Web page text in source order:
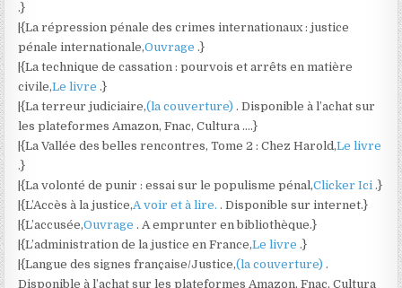
.}
|{La répression pénale des crimes internationaux : justice
pénale internationale,Ouvrage.}
|{La technique de cassation : pourvois et arrêts en matière
civile,Le livre.}
|{La terreur judiciaire,(la couverture). Disponible à l’achat sur
les plateformes Amazon, Fnac, Cultura ….}
|{La Vallée des belles rencontres, Tome 2 : Chez Harold,Le livre
.}
|{La volonté de punir : essai sur le populisme pénal,Clicker Ici.}
|{L’Accès à la justice,A voir et à lire.. Disponible sur internet.}
|{L’accusée,Ouvrage. A emprunter en bibliothèque.}
|{L’administration de la justice en France,Le livre.}
|{Langue des signes française/Justice,(la couverture).
Disponible à l’achat sur les plateformes Amazon, Fnac, Cultura